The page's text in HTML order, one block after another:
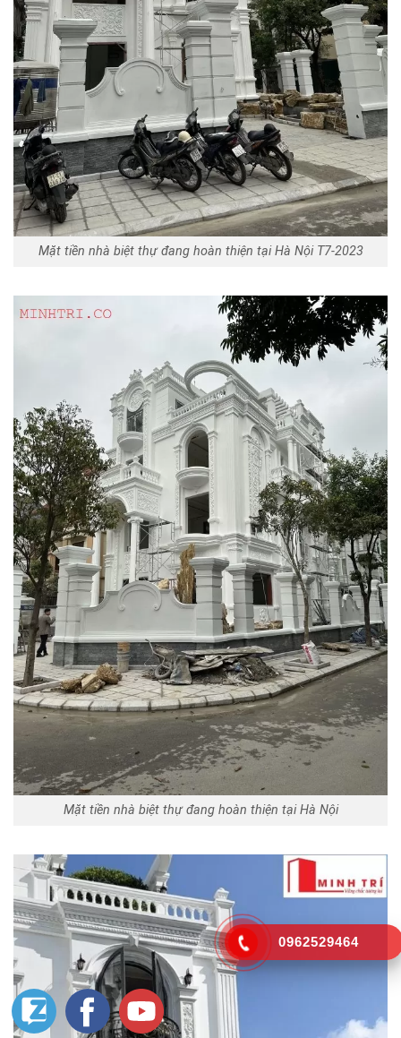
Mặt tiền nhà biệt thự đang hoàn thiện tại Hà Nội T7-2023
Mặt tiền nhà biệt thự đang hoàn thiện tại Hà Nội
0962529464